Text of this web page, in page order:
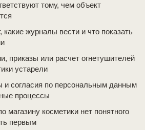
тому, чем объект
какие журналы вести и что показать
приказы или расчет огнетушителей
устарели
и согласия по персональным данным
процессы
магазину косметики нет понятного
первым